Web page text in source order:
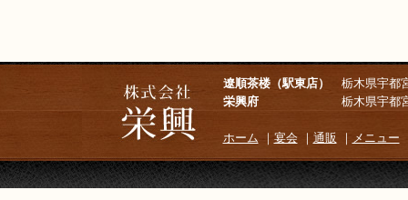
遼順茶楼（駅東店）
栃木県宇都
栄興府栃木県宇都宮市台
ホーム ｜ 宴会｜ 通販 ｜ メニュー